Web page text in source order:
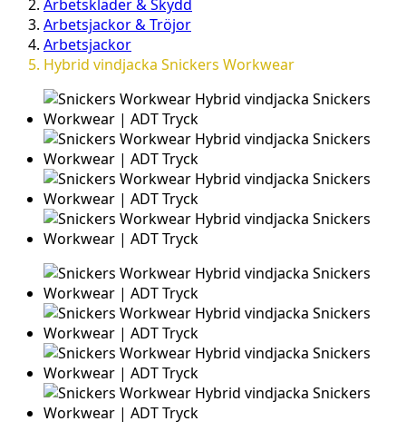
Arbetskläder & Skydd
Arbetsjackor & Tröjor
Arbetsjackor
Hybrid vindjacka Snickers Workwear